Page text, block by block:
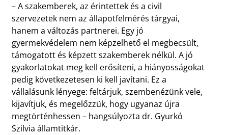
– A szakemberek, az érintettek és a civil
szervezetek nem az állapotfelmérés tárgyai,
hanem a változás partnerei. Egy jó
gyermekvédelem nem képzelhető el megbecsült,
támogatott és képzett szakemberek nélkül. A jó
gyakorlatokat meg kell erősíteni, a hiányosságokat
pedig következetesen ki kell javítani. Ez a
vállalásunk lényege: feltárjuk, szembenézünk vele,
kijavítjuk, és megelőzzük, hogy ugyanaz újra
megtörténhessen – hangsúlyozta dr. Gyurkó
Szilvia államtitkár.